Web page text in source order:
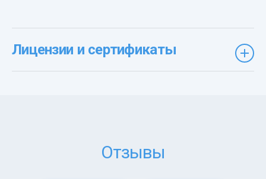
Лицензии и сертификаты
Отзывы